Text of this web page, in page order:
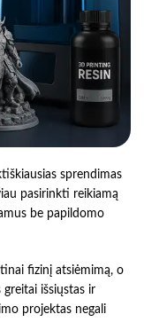
sprendimas
pasirinkti reikiamą
be papildomo
fizinį atsiėmimą, o
išsiųstas ir
projektas negali